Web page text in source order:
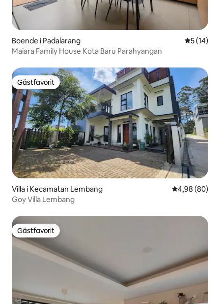
Boende i Padalarang 5 av 5 i
5 (14)
Maiara Family House Kota Baru Parahyangan
Gästfavorit
Gästfavorit
Villa i Kecamatan Lembang 4,98 av 5 i
4,98 (80)
Goy Villa Lembang
Gästfavorit
Gästfavorit